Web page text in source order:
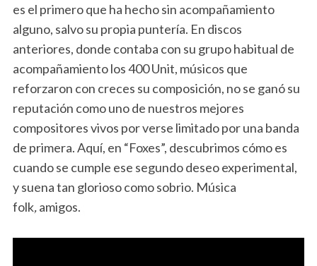
es el primero que ha hecho sin acompañamiento
alguno, salvo su propia puntería. En discos
anteriores, donde contaba con su grupo habitual de
acompañamiento los 400 Unit, músicos que
reforzaron con creces su composición, no se ganó su
reputación como uno de nuestros mejores
compositores vivos por verse limitado por una banda
de primera. Aquí, en “Foxes”, descubrimos cómo es
cuando se cumple ese segundo deseo experimental,
y suena tan glorioso como sobrio. Música
folk,amigos.